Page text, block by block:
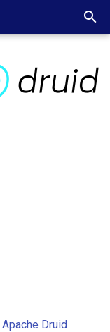
Apache Druid